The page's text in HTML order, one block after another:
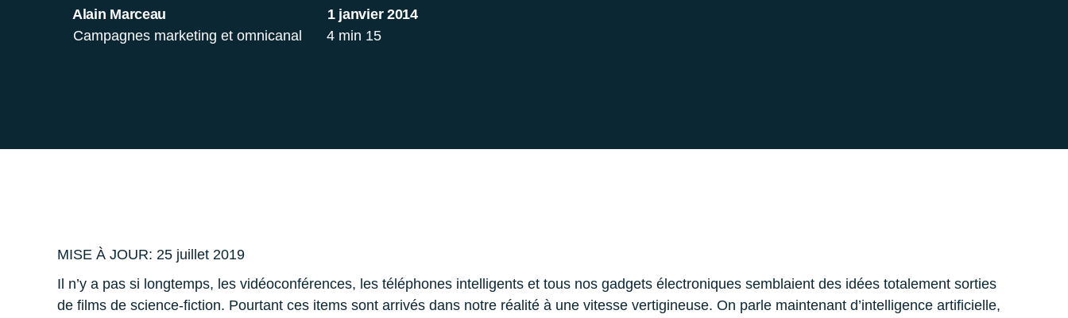
Alain Marceau
1 janvier 2014
Campagnes marketing et omnicanal
4 min 15
MISE À JOUR: 25 juillet 2019
Il n’y a pas si longtemps, les vidéoconférences, les téléphones intelligents et tous nos gadgets électroniques semblaient des idées totalement sorties
de films de science-fiction. Pourtant ces items sont arrivés dans notre réalité à une vitesse vertigineuse. On parle maintenant d’intelligence artificielle,